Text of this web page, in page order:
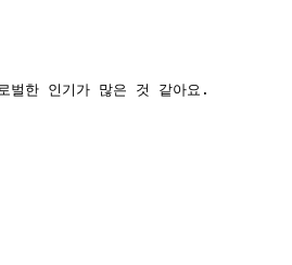
벌한 인기가 많은 것 같아요.